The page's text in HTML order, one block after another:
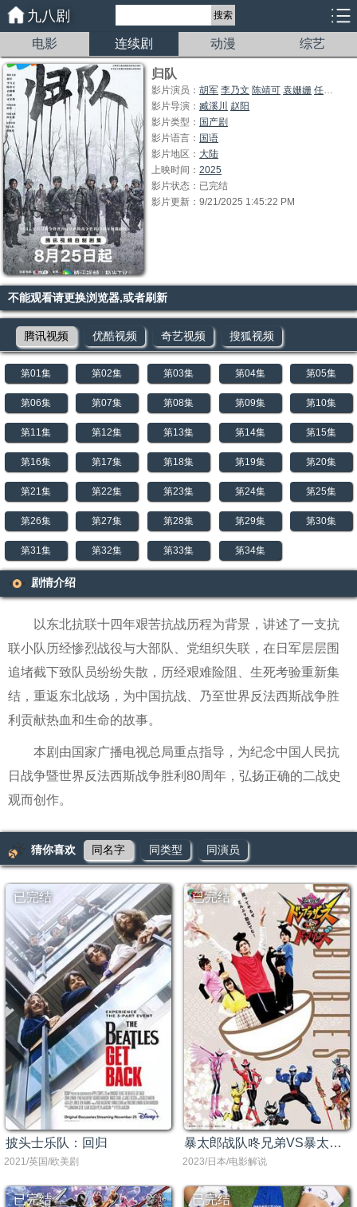
九八剧 搜索
电影 连续剧 动漫 综艺
归队
影片演员：胡军 李乃文 陈靖可 袁姗姗 任彬
影片导演：臧溪川
赵阳
影片类型： 国产剧
影片语言： 国语
影片地区： 大陆
上映时间：2025
影片状态：已完结
影片更新：9/21/2025 1:45:22 PM
不能观看请更换浏览器,或者刷新
腾讯视频 优酷视频 奇艺视频 搜狐视频
第01集 第02集 第03集 第04集 第05集
第06集 第07集 第08集 第09集 第10集
第11集 第12集 第13集 第14集 第15集
第16集 第17集 第18集 第19集 第20集
第21集 第22集 第23集 第24集 第25集
第26集 第27集 第28集 第29集 第30集
第31集 第32集 第33集 第34集
剧情介绍
以东北抗联十四年艰苦抗战历程为背景，讲述了一支抗
联小队历经惨烈战役与大部队、党组织失联，在日军层层围
追堵截下致队员纷纷失散，历经艰难险阻、生死考验重新集
结，重返东北战场，为中国抗战、乃至世界反法西斯战争胜
利贡献热血和生命的故事。
本剧由国家广播电视总局重点指导，为纪念中国人民抗
日战争暨世界反法西斯战争胜利80周年，弘扬正确的二战史
观而创作。
猜你喜欢 同名字 同类型 同演员
已完结
披头士乐队：回归
2021/英国/欧美剧
已完结
暴太郎战队咚兄弟VS暴太郎战队盖饭组[电影解说]
2023/日本/电影解说
已完结 已完结